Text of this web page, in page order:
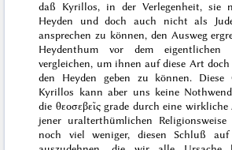
daß Kyrillos, in der Verlegenheit, sie
Heyden und doch auch nicht als
ansprechen zu können, den Ausweg
Heydenthumvor dem eigentlichen
vergleichen, um ihnen auf diese Art
den Heyden geben zu können. Diese
Kyrillos kann aber uns keine
die θεοσεβεῖςgrade durch eine wirkliche
jener uralterthümlichen
noch viel weniger, diesen Schluß